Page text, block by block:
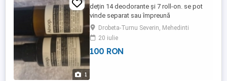
1
dețin 14 deodorante și 7 roll-on. se pot
vinde separat sau împreună
Drobeta-Turnu Severin, Mehedinti
20 iulie
100 RON